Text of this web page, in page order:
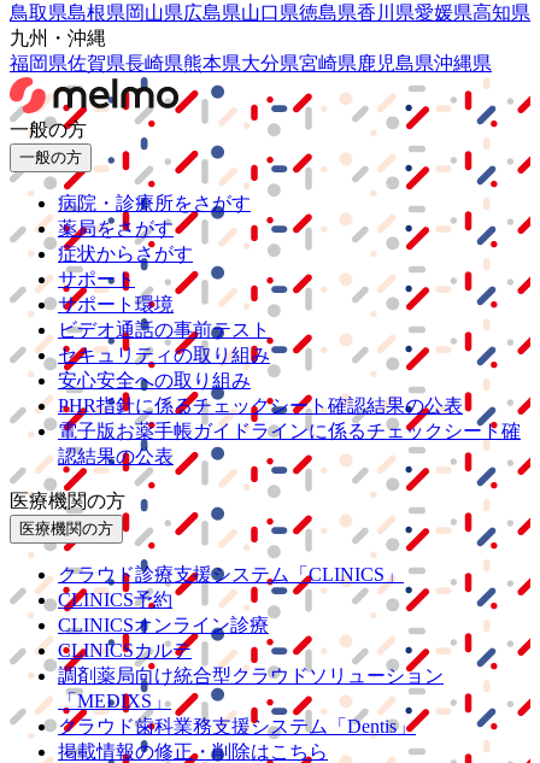
鳥取県島根県岡山県広島県山口県徳島県香川県愛媛県高知県
九州・沖縄
福岡県佐賀県長崎県熊本県大分県宮崎県鹿児島県沖縄県
一般の方
一般の方
病院・診療所をさがす
薬局をさがす
症状からさがす
サポート
サポート環境
ビデオ通話の事前テスト
セキュリティの取り組み
安心安全への取り組み
PHR指針に係るチェックシート確認結果の公表
電子版お薬手帳ガイドラインに係るチェックシート確
認結果の公表
医療機関の方
医療機関の方
クラウド診療支援システム
「CLINICS」
CLINICS予約
CLINICSオンライン診療
CLINICSカルテ
調剤薬局向け統合型クラウドソリューション
「MEDIXS」
クラウド歯科業務支援システム
「Dentis」
掲載情報の修正・削除はこちら